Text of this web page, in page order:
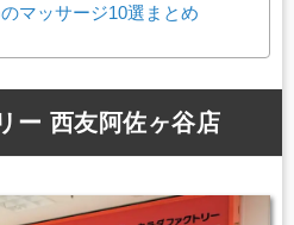
マッサージ10選まとめ
ー 西友阿佐ヶ谷店